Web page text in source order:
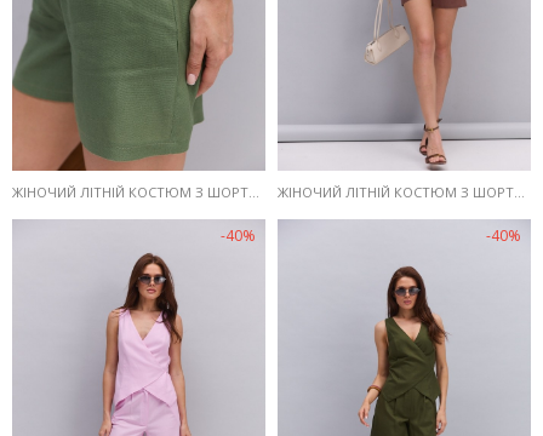
ЖІНОЧИЙ ЛІТНІЙ КОСТЮМ З ШОРТАМИ І ЖИЛЕТОМ З ЛЬОНУ КОЛЬОРУ СВІТЛИЙ ХАКІ ЖІНОЧИЙ ЛІТНІЙ КОСТЮМ З ШОРТАМИ І ЖИЛЕТОМ З ЛЬОНУ КОРИЧНЕВИЙ
-40% -40%